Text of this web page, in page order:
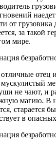
от грузовика
за такой
мире.
отец
не чают, и
магию. В
старается
в